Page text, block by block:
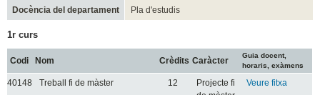
Docència del departament Pla d'estudis
1r curs
Codi Nom Crèdits Caràcter
Guia docent,
horaris, exàmens
40148 Treball fi de màster 12
Projecte fi
Veure fitxa